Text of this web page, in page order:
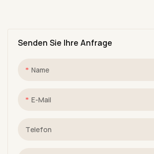
Senden Sie Ihre Anfrage
Name
E-Mail
Telefon
Nagellack